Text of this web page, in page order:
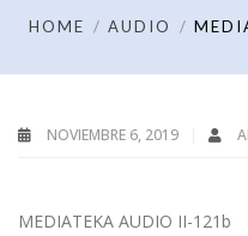
HOME AUDIO
NOVIEMBRE 6, 2019
MEDIATEKA AUDIO II-121b